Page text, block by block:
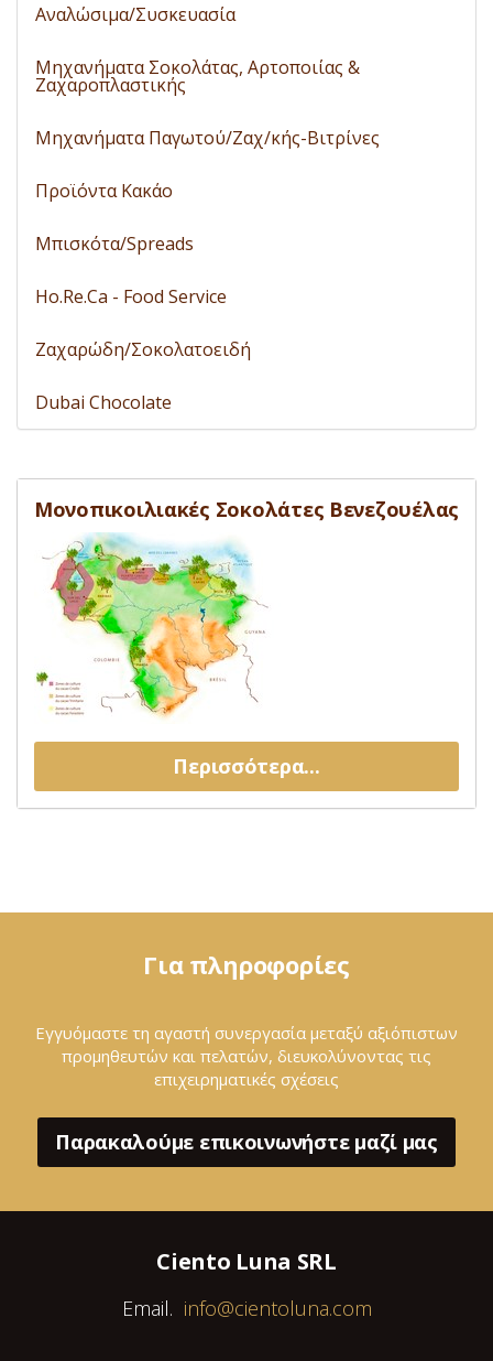
Αναλώσιμα/Συσκευασία
Μηχανήματα Σοκολάτας, Αρτοποιίας &
Ζαχαροπλαστικής
Μηχανήματα Παγωτού/Ζαχ/κής-Βιτρίνες
Προϊόντα Κακάο
Μπισκότα/Spreads
Ho.Re.Ca - Food Service
Ζαχαρώδη/Σοκολατοειδή
Dubai Chocolate
Μονοπικοιλιακές Σοκολάτες Βενεζουέλας
Περισσότερα...
Για πληροφορίες
Εγγυόμαστε τη αγαστή συνεργασία μεταξύ αξιόπιστων
προμηθευτών και πελατών, διευκολύνοντας τις
επιχειρηματικές σχέσεις
Παρακαλούμε επικοινωνήστε μαζί μας
Ciento Luna SRL
Email. info@cientoluna.com